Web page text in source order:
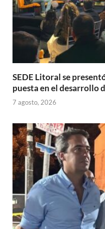
SEDE Litoral se
puesta en el desarrollo
7 agosto, 2026